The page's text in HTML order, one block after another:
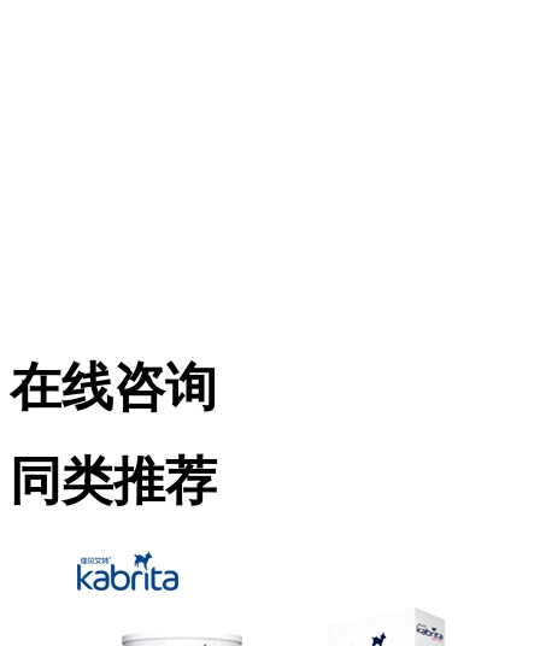
在线咨询
同类推荐